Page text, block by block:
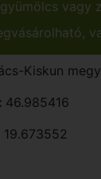
vagy
Kiskun
46.985416
19.673552